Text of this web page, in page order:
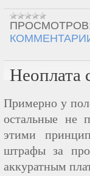
Неоплата
Примерно у
остальные не
этими
штрафы за
аккуратным